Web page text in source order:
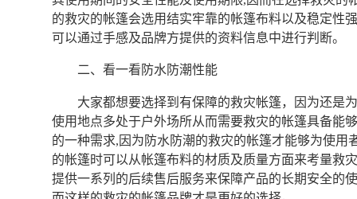
的救灾的帐篷会选用结实牢靠的帐篷布料以及稳定性
可以通过手感及品牌方提供的资料信息中进行判断。
二、看一看防水防潮性能
大家都想要选择到有保障的救灾帐篷，因为还是
使用地点多处于户外场所从而需要救灾的帐篷具备能
的一种需求,因为防水防潮的救灾的帐篷才能够为使
的帐篷时可以从帐篷布料的材质及质量方面来考量救
提供一系列的后续售后服务来保障产品的长期安全的